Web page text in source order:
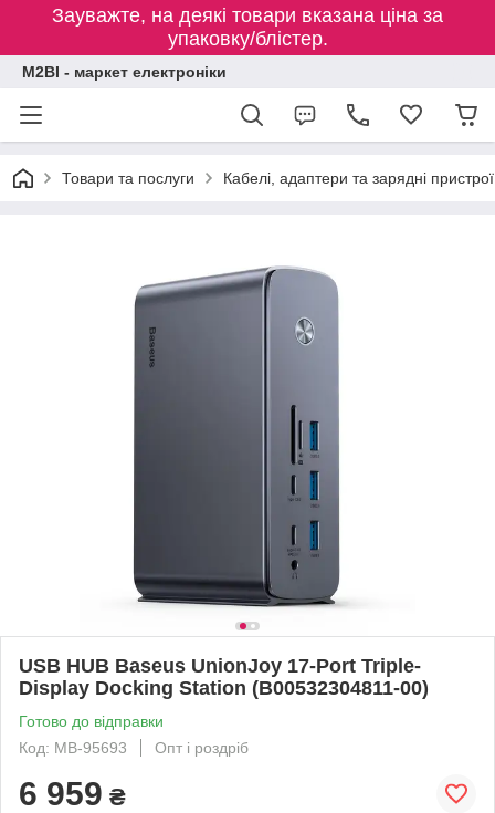
Зауважте, на деякі товари вказана ціна за
упаковку/блістер.
M2BI - маркет електроніки
Товари та послуги Кабелі, адаптери та зарядні пристрої
USB HUB Baseus UnionJoy 17-Port Triple-
Display Docking Station (B00532304811-00)
Готово до відправки
Код: MB-95693
Опт і роздріб
6 959 ₴